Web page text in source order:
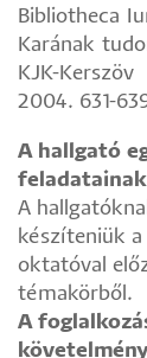
Bibliotheca
Karának
KJK-
2004. 631-
A hallgató
A
készíteniük
oktatóval
témakörből.
A